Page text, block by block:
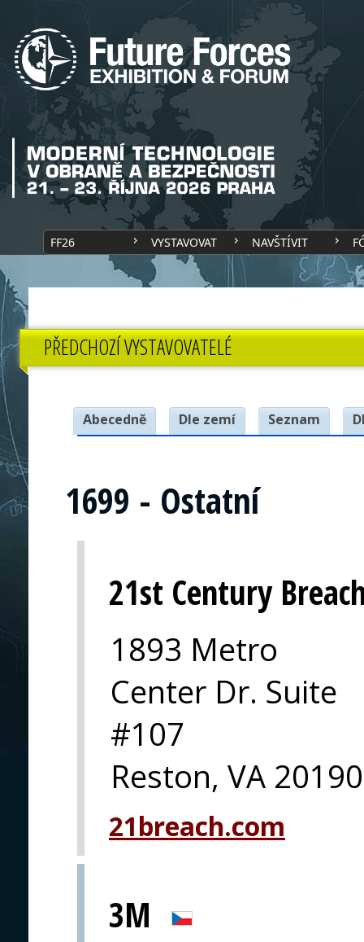
FF26 VYSTAVOVAT NAVŠTÍVIT
PŘEDCHOZÍ VYSTAVOVATELÉ
Abecedně Dle zemí Seznam
1699 - Ostatní
21st Century
1893 Metro
Center Dr. Suite
#107
Reston, VA 20190
21breach.com
3M